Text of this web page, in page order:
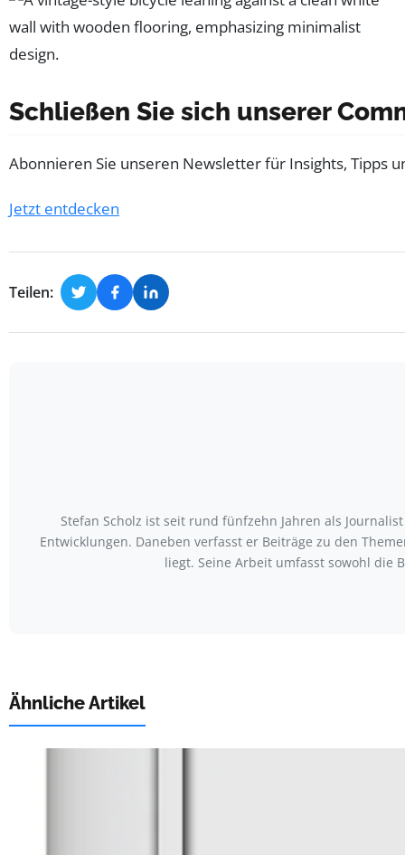
Schließen Sie sich unserer
Abonnieren Sie unseren Newsletter für Insights, Tipps
Jetzt entdecken
Teilen:
Stefan Scholz ist seit rund fünfzehn Jahren als
Entwicklungen. Daneben verfasst er Beiträge zu den
liegt. Seine Arbeit umfasst sowohl die
Ähnliche Artikel